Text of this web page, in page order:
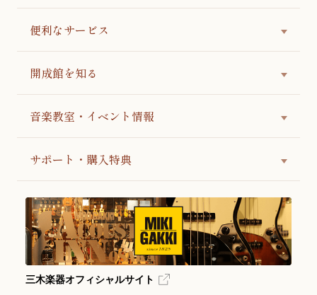
便利なサービス
開成館を知る
音楽教室・イベント情報
サポート・購入特典
三木楽器オフィシャルサイト